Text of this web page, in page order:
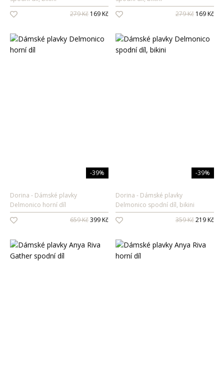
279 Kč 169 Kč
279 Kč 169 Kč
-39%
Dorina
Dámské plavky
Delmonico horní díl
659 Kč399 Kč
-39%
Dorina
Dámské plavky
Delmonico spodní díl, bikini
359 Kč219 Kč